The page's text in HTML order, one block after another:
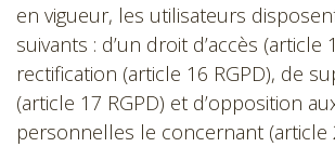
en vigueur, les utilisateurs
suivants : d’un droit d’accès (article
rectification (article 16 RGPD), de
(article 17 RGPD) et d’opposition
personnelles le concernant (article